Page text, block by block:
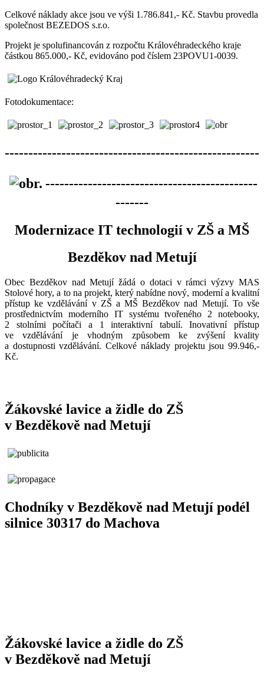
Celkové náklady akce jsou ve výši 1.786.841,- Kč. Stavbu provedla
společnost BEZEDOS s.r.o.
Projekt je spolufinancován z rozpočtu Královéhradeckého kraje
částkou 865.000,- Kč, evidováno pod číslem 23POVU1-0039.
Fotodokumentace:
------------------------------------------------------
---------------------------------------------
-------
Modernizace IT technologií v ZŠ a MŠ
Bezděkov nad Metují
Obec Bezděkov nad Metují žádá o dotaci v rámci výzvy MAS
Stolové hory, a to na projekt, který nabídne nový, moderní a kvalitní
přístup ke vzdělávání v ZŠ a MŠ Bezděkov nad Metují. To vše
prostřednictvím moderního IT systému tvořeného 2 notebooky,
2 stolními počítači a 1 interaktivní tabulí. Inovativní přístup
ve vzdělávání je vhodným způsobem ke zvýšení kvality
a dostupnosti vzdělávání. Celkové náklady projektu jsou 99.946,-
Kč.
Žákovské lavice a židle do ZŠ
v Bezděkově nad Metují
Chodníky v Bezděkově nad Metují podél
silnice 30317 do Machova
Žákovské lavice a židle do ZŠ
v Bezděkově nad Metují